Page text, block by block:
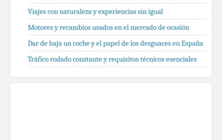
Viajes con naturaleza y experiencias sin igual
Motores y recambios usados en el mercado de ocasión
Dar de baja un coche y el papel de los desguaces en España
Tráfico rodado constante y requisitos técnicos esenciales